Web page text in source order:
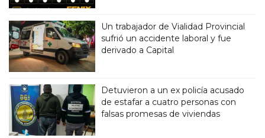
Un trabajador de Vialidad Provincial
sufrió un accidente laboral y fue
derivado a Capital
Detuvieron a un ex policía acusado
de estafar a cuatro personas con
falsas promesas de viviendas